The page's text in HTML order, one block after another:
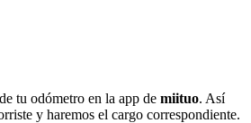
tu odómetro en la app de miituo. Así
y haremos el cargo correspondiente.